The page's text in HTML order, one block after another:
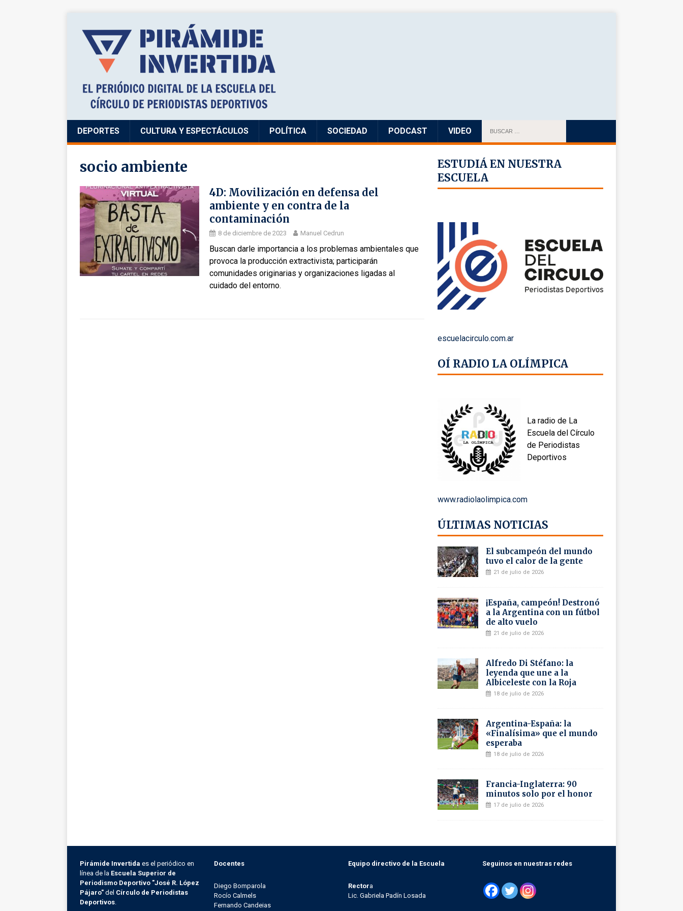
DEPORTES CULTURA Y ESPECTÁCULOS POLÍTICA SOCIEDAD PODCAST VIDEO
socio ambiente
4D: Movilización en defensa del
ambiente y en contra de la
contaminación
8 de diciembre de 2023 Manuel Cedrun
Buscan darle importancia a los problemas ambientales que
provoca la producción extractivista; participarán
comunidades originarias y organizaciones ligadas al
cuidado del entorno.
ESTUDIÁ EN NUESTRA
ESCUELA
escuelacirculo.com.ar
OÍ RADIO LA OLÍMPICA
La radio de La
Escuela del Círculo
de Periodistas
Deportivos
www.radiolaolimpica.com
ÚLTIMAS NOTICIAS
El subcampeón del mundo
tuvo el calor de la gente
21 de julio de 2026
¡España, campeón! Destronó
a la Argentina con un fútbol
de alto vuelo
21 de julio de 2026
Alfredo Di Stéfano: la
leyenda que une a la
Albiceleste con la Roja
18 de julio de 2026
Argentina-España: la
«Finalísima» que el mundo
esperaba
18 de julio de 2026
Francia-Inglaterra: 90
minutos solo por el honor
17 de julio de 2026
Pirámide Invertida es el periódico en
línea de la Escuela Superior de
Periodismo Deportivo "José R. López
Pájaro" del Círculo de Periodistas
Deportivos
Docentes
Diego Bomparola
Rocío Calmels
Fernando Candeias
Equipo directivo de la Escuela
Rectora
Lic. Gabriela Padín Losada
Seguinos en nuestras redes